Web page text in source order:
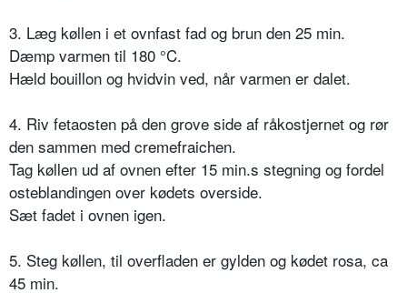
3. Læg køllen i et ovnfast fad og brun den 25 min.
Dæmp varmen til 180 °C.
Hæld bouillon og hvidvin ved, når varmen er dalet.
4. Riv fetaosten på den grove side af råkostjernet og rør
den sammen med cremefraichen.
Tag køllen ud af ovnen efter 15 min.s stegning og fordel
osteblandingen over kødets overside.
Sæt fadet i ovnen igen.
5. Steg køllen, til overfladen er gylden og kødet rosa, ca
45 min.